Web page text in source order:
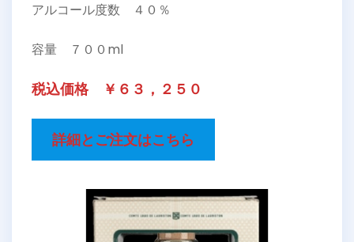
アルコール度数 ４０％
容量 ７００ml
税込価格 ￥６３，２５０
詳細とご注文はこちら